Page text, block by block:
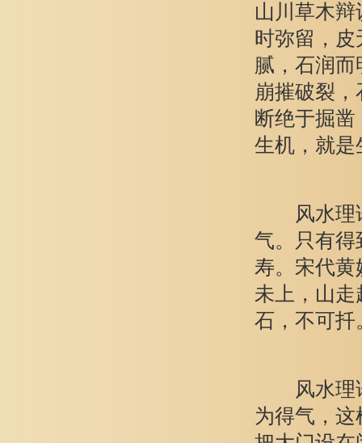
山川草木
时弥留，
腻，石润
崩摧破裂
断绝于掘
生机，就是
风水理论
气。只有得
寿。宋代黄
未上，山
石，不可扦
风水理论
为得气，